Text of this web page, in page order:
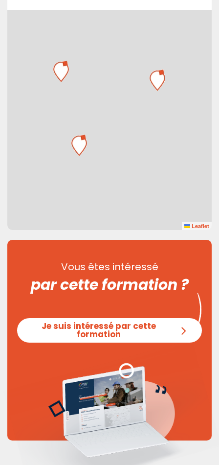
Leaflet
Vous êtes intéressé
par cette formation ?
Je suis intéressé par cette
formation